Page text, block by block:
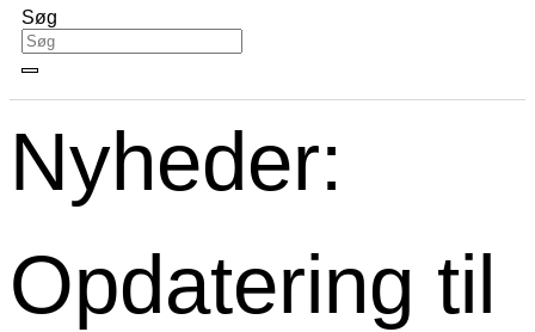
Søg
Nyheder:
Opdatering til